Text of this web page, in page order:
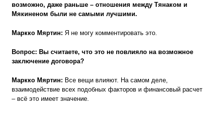
возможно, даже раньше – отношения между Тянаком и
Мякиненом были не самыми лучшими.
Маркко Мяртин: Я не могу комментировать это.
Вопрос: Вы считаете, что это не повлияло на возможное
заключение договора?
Маркко Мяртин: Все вещи влияют. На самом деле,
взаимодействие всех подобных факторов и финансовый расчет
– всё это имеет значение.